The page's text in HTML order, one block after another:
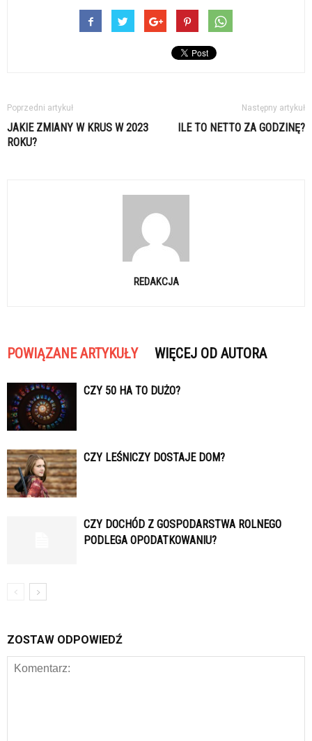
Poprzedni artykuł
JAKIE ZMIANY W KRUS W 2023
ROKU?
Następny artykuł
ILE TO NETTO ZA GODZINĘ?
REDAKCJA
POWIĄZANE ARTYKUŁY WIĘCEJ OD AUTORA
CZY 50 HA TO DUŻO?
CZY LEŚNICZY DOSTAJE DOM?
CZY DOCHÓD Z GOSPODARSTWA ROLNEGO
PODLEGA OPODATKOWANIU?
ZOSTAW ODPOWIEDŹ